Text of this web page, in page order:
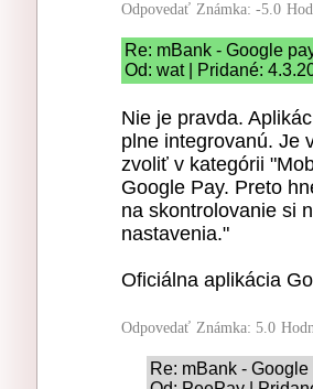
Odpovedať Známka: -5.0
Re: mBank - Google
Od: wat | Pridané:
Nie je pravda.
plne integrovanú. Je
zvoliť v kategórii
Google Pay. Preto
na skontrolovanie si
nastavenia."
Oficiálna aplikácia
Odpovedať Známka: 5.0
Re: mBank - Google